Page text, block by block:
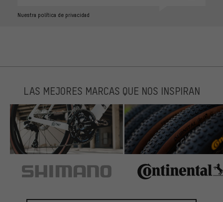
Nuestra política de privacidad
LAS MEJORES MARCAS QUE NOS INSPIRAN